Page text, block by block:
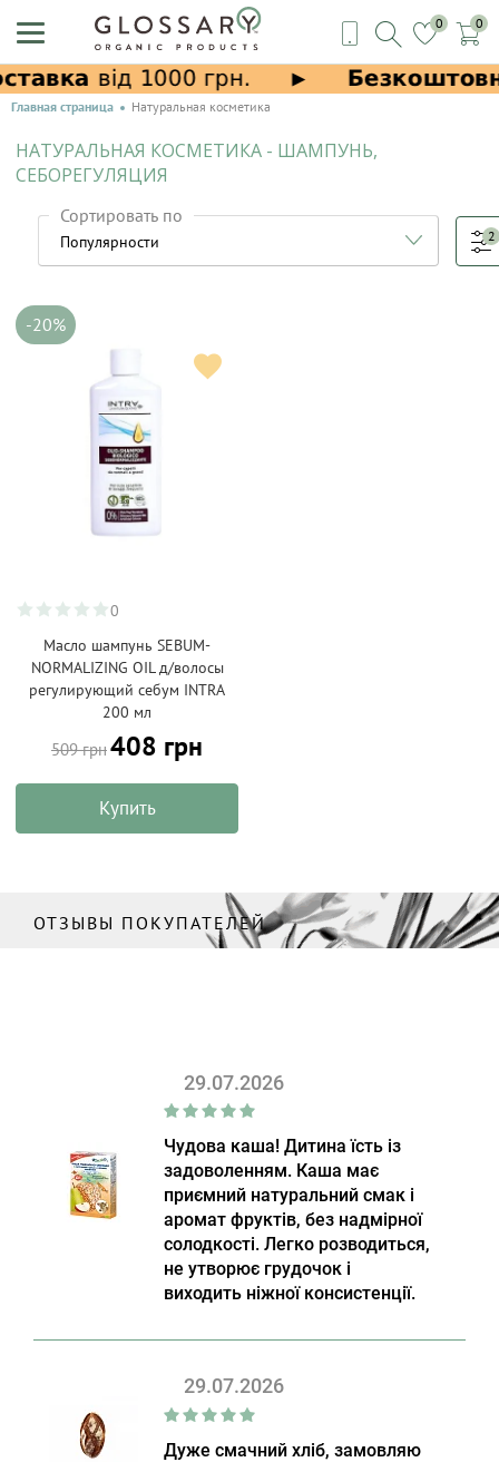
0 0
Главная страница Натуральная косметика
НАТУРАЛЬНАЯ КОСМЕТИКА - ШАМПУНЬ,
СЕБОРЕГУЛЯЦИЯ
Сортировать по
2
-20%
0
Масло шампунь SEBUM-
NORMALIZING OIL д/волосы
регулирующий себум INTRA
200 мл
509 грн408 грн
Купить
ОТЗЫВЫ ПОКУПАТЕЛЕЙ
29.07.2026
Чудова каша! Дитина їсть із
задоволенням. Каша має
приємний натуральний смак і
аромат фруктів, без надмірної
солодкості. Легко розводиться,
не утворює грудочок і
виходить ніжної консистенції.
29.07.2026
Дуже смачний хліб, замовляю